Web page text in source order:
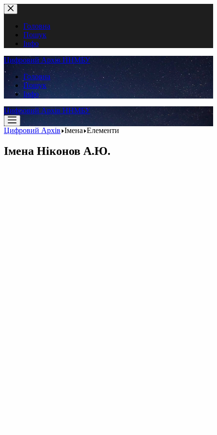
Перейти
до
вмістуГоловна
Пошук
Інфо
Цифровий Архів ННМБУ
Головна
Пошук
Інфо
Цифровий Архів ННМБУ
Цифровий Архів Імена Елементи
Імена Ніконов А.Ю.